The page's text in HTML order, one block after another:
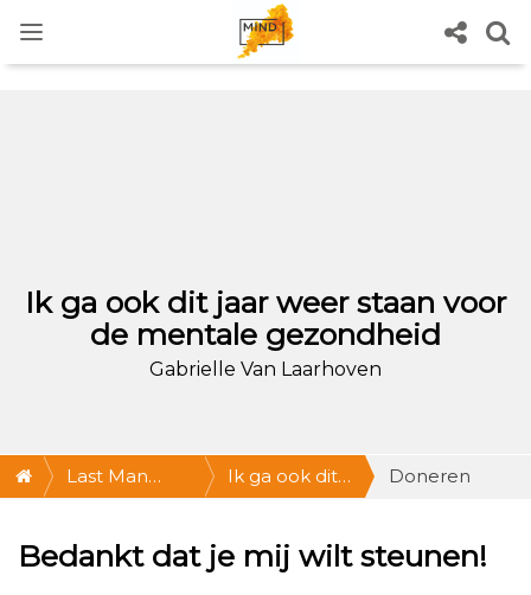
Ik ga ook dit jaar weer staan voor
de mentale gezondheid
Gabrielle Van Laarhoven
Last Man
2022
Ik ga ook dit
staan voor de
Doneren
Bedankt dat je mij wilt steunen!